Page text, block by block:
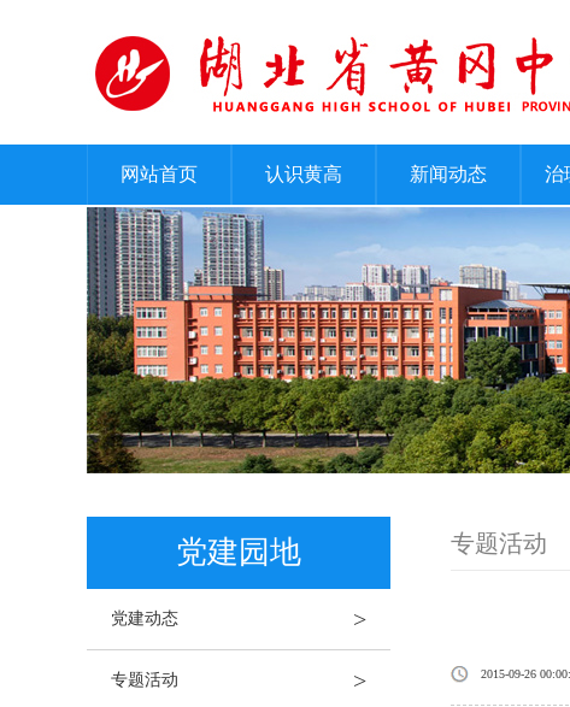
网站首页 认识黄高 新闻动态 治
党建园地
党建动态 >
专题活动 >
专题活动
2015-09-26